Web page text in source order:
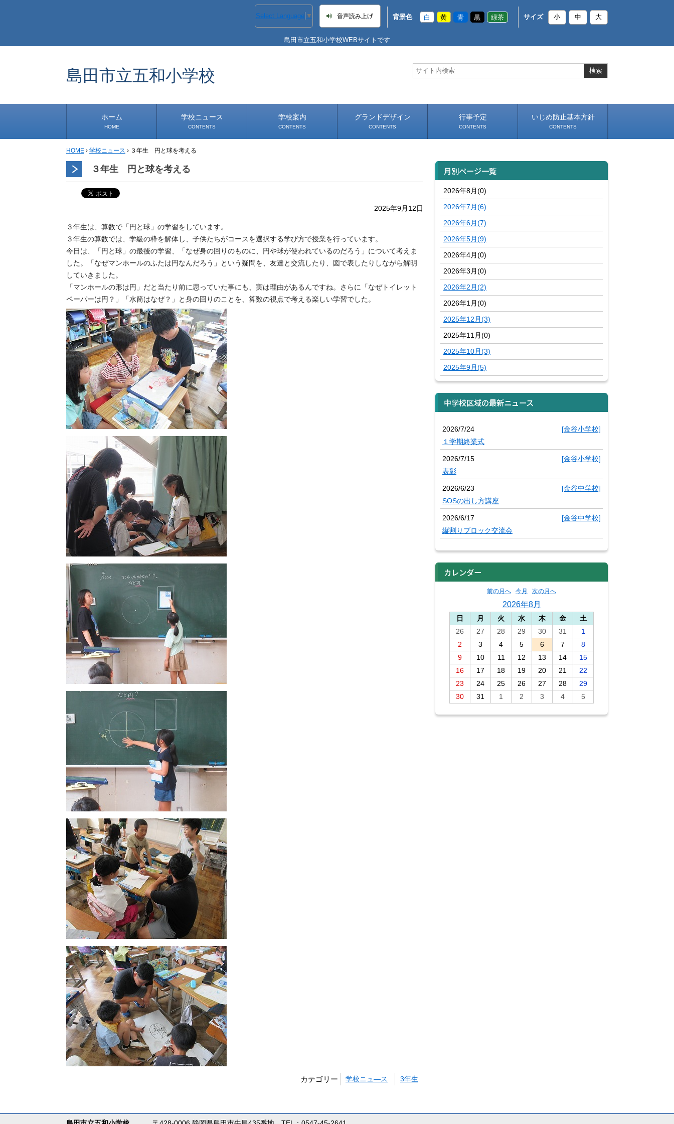
Select Language ▼ 音声読み上げ 背景色 白 黄 青 黒 緑茶 サイズ 小 中 大
島田市立五和小学校WEBサイトです
島田市立五和小学校
ホーム
HOME
学校ニュース
CONTENTS
学校から
安心・安全
1年生
2年生
3年生
4年生
5年生
6年生
事務・保健室から
児童会・部活から
研修
小中連携事業
その他
学校案内
CONTENTS
グランドデザイン
CONTENTS
行事予定
CONTENTS
いじめ防止基本方針
CONTENTS
HOME › 学校ニュース › ３年生 円と球を考える
３年生 円と球を考える
2025年9月12日
３年生は、算数で「円と球」の学習をしています。
３年生の算数では、学級の枠を解体し、子供たちがコースを選択する学び方で授業を行っています。
今日は、「円と球」の最後の学習、「なぜ身の回りのものに、円や球が使われているのだろう」について考えま
した。「なぜマンホールのふたは円なんだろう」という疑問を、友達と交流したり、図で表したりしながら解明
していきました。
「マンホールの形は円」だと当たり前に思っていた事にも、実は理由があるんですね。さらに「なぜトイレット
ペーパーは円？」「水筒はなぜ？」と身の回りのことを、算数の視点で考える楽しい学習でした。
カテゴリー 学校ニュ―ス 3年生
月別ページ一覧
2026年8月(0)
2026年7月(6)
2026年6月(7)
2026年5月(9)
2026年4月(0)
2026年3月(0)
2026年2月(2)
2026年1月(0)
2025年12月(3)
2025年11月(0)
2025年10月(3)
2025年9月(5)
中学校区域の最新ニュース
2026/7/24
[金谷小学校]
１学期終業式
2026/7/15
[金谷小学校]
表彰
2026/6/23
[金谷中学校]
SOSの出し方講座
2026/6/17
[金谷中学校]
縦割りブロック交流会
カレンダー
前の月へ 今月 次の月へ
2026年8月
日 月 火 水 木 金
土
26
27 28 29 30 31
1
2
3 4 5 6 7
8
9
10 11 12 13 14
15
16
17 18 19 20 21
22
23
24 25 26 27 28
29
30
31 1 2 3 4 5